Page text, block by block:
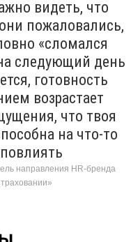
видеть, что
пожаловались,
«сломался
следующий день
готовность
возрастает
что твоя
на что-то
направления HR-бренда